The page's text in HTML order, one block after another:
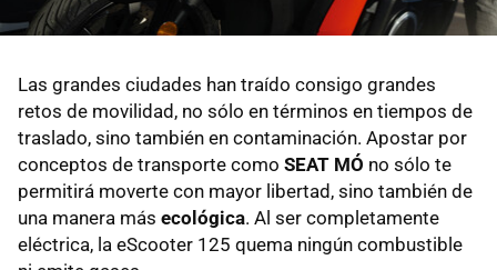
Las grandes ciudades han traído consigo grandes
retos de movilidad, no sólo en términos en tiempos de
traslado, sino también en contaminación. Apostar por
conceptos de transporte como SEAT MÓ no sólo te
permitirá moverte con mayor libertad, sino también de
una manera más ecológica. Al ser completamente
eléctrica, la eScooter 125 quema ningún combustible